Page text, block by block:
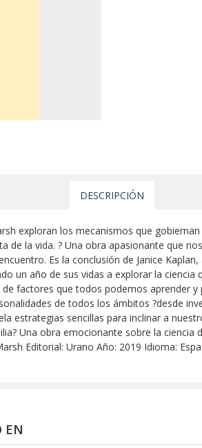
DESCRIPCIÓN
exploran los mecanismos que
de la vida. ? Una obra apasionante que
Es la conclusión de Janice
un año de sus vidas a explorar la
factores que todos podemos aprender
de todos los ámbitos ?desde
estrategias sencillas para inclinar a
Una obra emocionante sobre la ciencia
Editorial: Urano Año: 2019 Idioma:
EN